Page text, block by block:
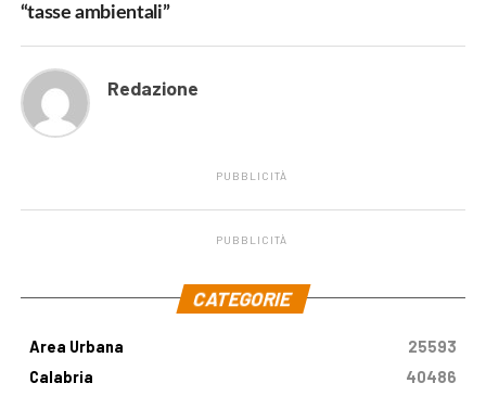
“tasse ambientali”
Redazione
PUBBLICITÀ
PUBBLICITÀ
CATEGORIE
Area Urbana
25593
Calabria
40486